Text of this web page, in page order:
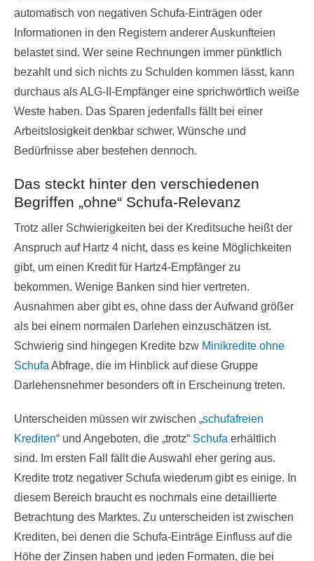
automatisch von negativen Schufa-Einträgen oder
Informationen in den Registern anderer Auskunfteien
belastet sind. Wer seine Rechnungen immer pünktlich
bezahlt und sich nichts zu Schulden kommen lässt, kann
durchaus als ALG-II-Empfänger eine sprichwörtlich weiße
Weste haben. Das Sparen jedenfalls fällt bei einer
Arbeitslosigkeit denkbar schwer, Wünsche und
Bedürfnisse aber bestehen dennoch.
Das steckt hinter den verschiedenen
Begriffen „ohne“ Schufa-Relevanz
Trotz aller Schwierigkeiten bei der Kreditsuche heißt der
Anspruch auf Hartz 4 nicht, dass es keine Möglichkeiten
gibt, um einen Kredit für Hartz4-Empfänger zu
bekommen. Wenige Banken sind hier vertreten.
Ausnahmen aber gibt es, ohne dass der Aufwand größer
als bei einem normalen Darlehen einzuschätzen ist.
Schwierig sind hingegen Kredite bzw Minikredite ohne
Schufa Abfrage, die im Hinblick auf diese Gruppe
Darlehensnehmer besonders oft in Erscheinung treten.
Unterscheiden müssen wir zwischen „schufafreien
Krediten“ und Angeboten, die „trotz“ Schufa erhältlich
sind. Im ersten Fall fällt die Auswahl eher gering aus.
Kredite trotz negativer Schufa wiederum gibt es einige. In
diesem Bereich braucht es nochmals eine detaillierte
Betrachtung des Marktes. Zu unterscheiden ist zwischen
Krediten, bei denen die Schufa-Einträge Einfluss auf die
Höhe der Zinsen haben und jeden Formaten, die bei